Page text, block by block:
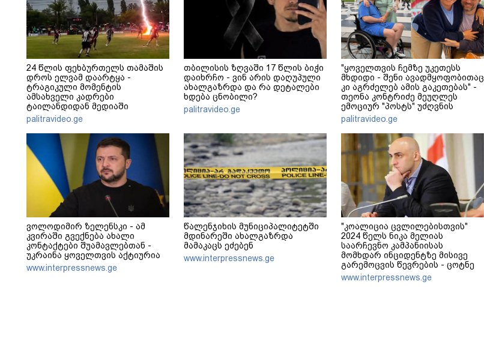
24 წლის ფეხბურთელს თამაშის
დროს ელვამ დაარტყა -
ტრაგიკული მომენტის
ამსახველი კადრები
ტაილანდიდან მედიაში
ვრცელდება
palitravideo.ge
თბილისის ზღვაში 17 წლის ბიჭი
დაიხრჩო - ვინ არის დაღუპული
ახალგაზრდა და რა დეტალები
ხდება ცნობილი?
palitravideo.ge
"ყოველთვის ჩემზე უკეთესს
მხდიდი - შენი ავადმყოფობითაც
კი აგრძელებ ამის გაკეთებას" -
თეონა კონტრიძე მეუღლეს
ემოციურ "პოსტს" უძღვნის
palitravideo.ge
ვოლოდიმირ ზელენსკი - ამ
კვირაში გვექნება ახალი
კონტაქტები შუამავლებთან -
უკრაინა ყოველთვის აქტიურია
www.interpressnews.ge
წალენჯიხის მუნიციპალიტეტში
მდინარეში ახალგაზრდა
მამაკაცს ეძებენ
www.interpressnews.ge
"კოალიცია ცვლილებისთვის"
2024 წელს ნიკა მელიას
საარჩევნო კამპანიისას
მომხდარ ინციდენტზე მისივე
გარემოცვის წევრების - ცოტნე
მირცხულავასა და გაბრიელ
კობაიძისთვის ბრალის
www.interpressnews.ge